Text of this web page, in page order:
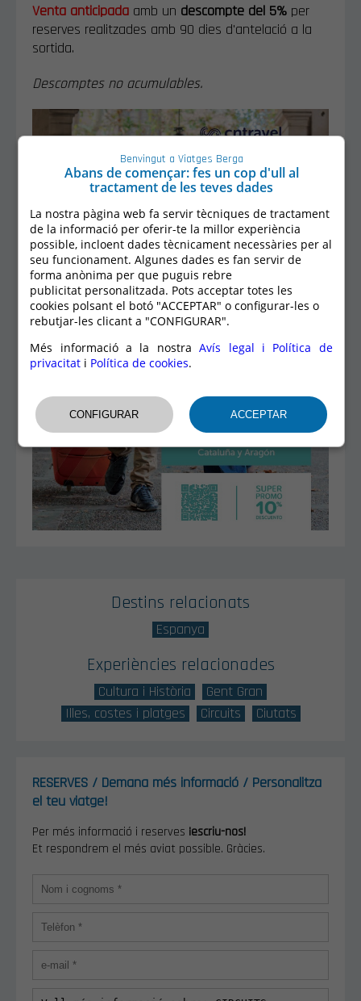
Venta anticipada amb un descompte del 5% per
reserves realitzades amb 90 dies d'antelació a la
sortida.
Descomptes no acumulables.
Destins relacionats
Espanya
Experiències relacionades
Cultura i Història
Gent Gran
Illes, costes i platges
Circuits Ciutats
RESERVES / Demana més informació / Personalitza
el teu viatge!
Per més informació i reserves ¡escriu-nos!
Et respondrem el més aviat possible. Gràcies.
Benvingut a Viatges Berga
Abans de començar: fes un cop d'ull al
tractament de les teves dades
La nostra pàgina web fa servir tècniques de tractament
de la informació per oferir-te la millor experiència
possible, incloent dades tècnicament necessàries per al
seu funcionament. Algunes dades es fan servir de
forma anònima per que puguis rebre
publicitat personalitzada. Pots acceptar totes les
cookies polsant el botó "ACCEPTAR" o configurar-les o
rebutjar-les clicant a "CONFIGURAR".
Més informació a la nostraAvís legal i Política de
privacitat i Política de cookies.